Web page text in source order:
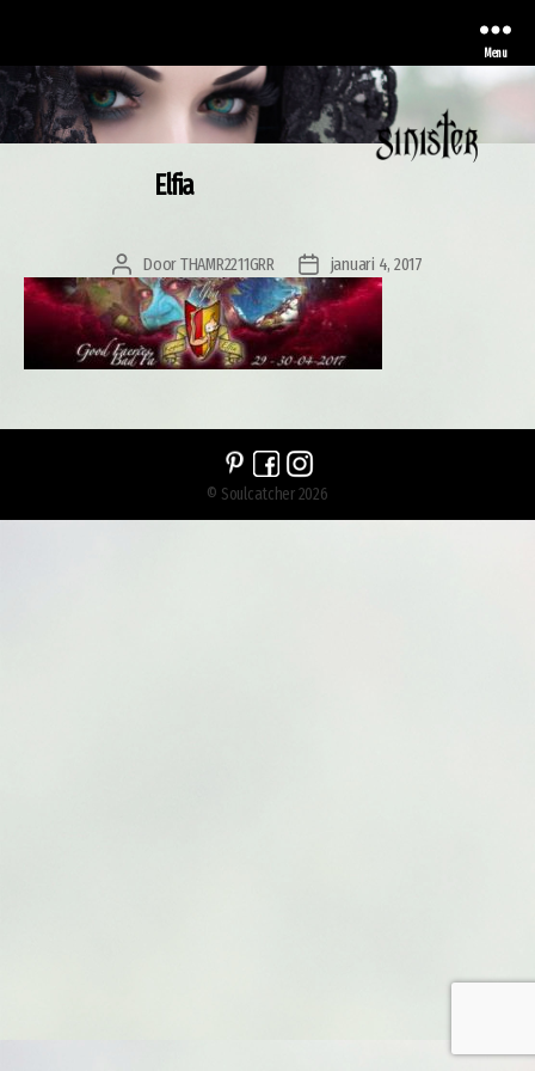
Menu
Elfia
Berichtauteur
DoorTHAMR2211GRR Berichtdatum
januari 4, 2017
© Soulcatcher 2026